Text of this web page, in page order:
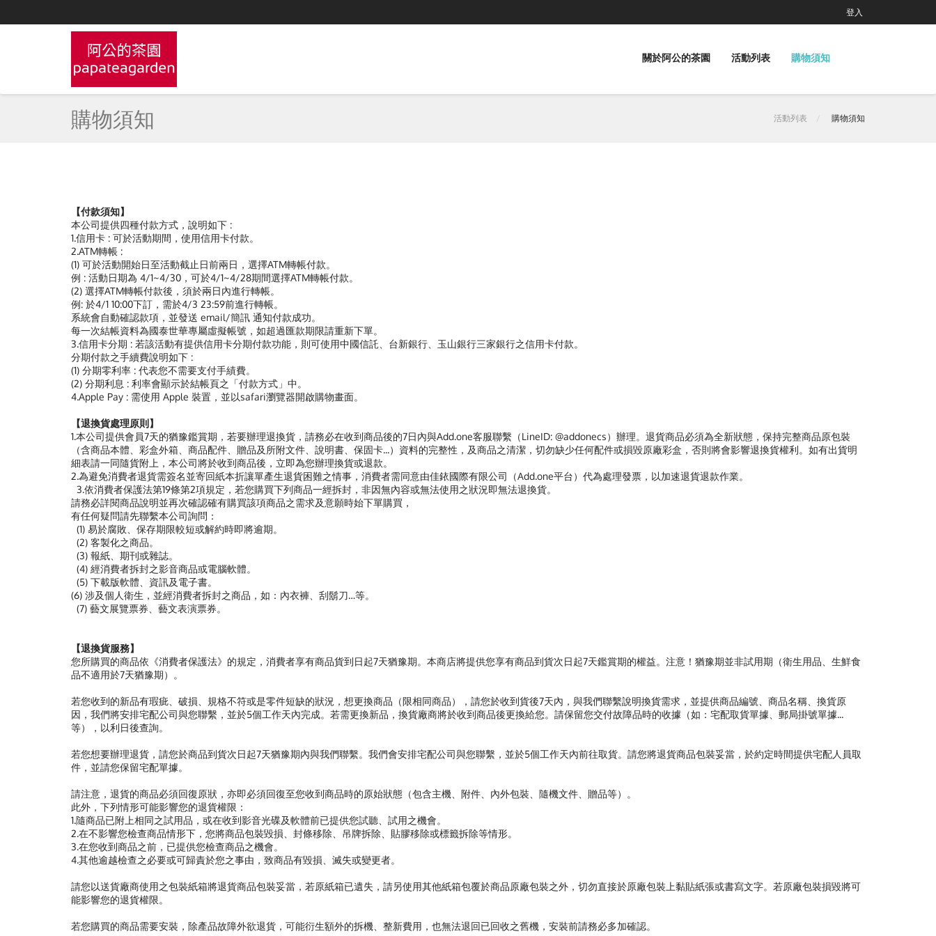
登入
關於阿公的茶園 活動列表 購物須知
購物須知 活動列表 購物須知
【付款須知】
本公司提供四種付款方式，說明如下 :
1.信用卡 : 可於活動期間，使用信用卡付款。
2.ATM轉帳 :
(1) 可於活動開始日至活動截止日前兩日，選擇ATM轉帳付款。
例 : 活動日期為 4/1~4/30，可於4/1~4/28期間選擇ATM轉帳付款。
(2) 選擇ATM轉帳付款後，須於兩日內進行轉帳。
例: 於4/1 10:00下訂，需於4/3 23:59前進行轉帳。
系統會自動確認款項，並發送 email/簡訊 通知付款成功。
每一次結帳資料為國泰世華專屬虛擬帳號，如超過匯款期限請重新下單。
3.信用卡分期 : 若該活動有提供信用卡分期付款功能，則可使用中國信託、台新銀行、玉山銀行三家銀行之信用卡付款。
分期付款之手續費說明如下 :
(1) 分期零利率 : 代表您不需要支付手績費。
(2) 分期利息 : 利率會顯示於結帳頁之「付款方式」中。
4.Apple Pay : 需使用 Apple 裝置，並以safari瀏覽器開啟購物畫面。
【退換貨處理原則】
1.本公司提供會員7天的猶豫鑑賞期，若要辦理退換貨，請務必在收到商品後的7日內與Add.one客服聯繫（LineID: @addonecs）辦理。退貨商品必須為全新狀態，保持完整商品原包裝
（含商品本體、彩盒外箱、商品配件、贈品及所附文件、說明書、保固卡...）資料的完整性，及商品之清潔，切勿缺少任何配件或損毀原廠彩盒，否則將會影響退換貨權利。如有出貨明
細表請一同隨貨附上，本公司將於收到商品後，立即為您辦理換貨或退款。
2.為避免消費者退貨需簽名並寄回紙本折讓單產生退貨困難之情事，消費者需同意由佳銥國際有限公司（Add.one平台）代為處理發票，以加速退貨退款作業。
3.依消費者保護法第19條第2項規定，若您購買下列商品一經拆封，非因無內容或無法使用之狀況即無法退換貨。
請務必詳閱商品說明並再次確認確有購買該項商品之需求及意願時始下單購買，
有任何疑問請先聯繫本公司詢問：
(1) 易於腐敗、保存期限較短或解約時即將逾期。
(2) 客製化之商品。
(3) 報紙、期刊或雜誌。
(4) 經消費者拆封之影音商品或電腦軟體。
(5) 下載版軟體、資訊及電子書。
(6) 涉及個人衛生，並經消費者拆封之商品，如：內衣褲、刮鬍刀…等。
(7) 藝文展覽票券、藝文表演票券。
【退換貨服務】
您所購買的商品依《消費者保護法》的規定，消費者享有商品貨到日起7天猶豫期。本商店將提供您享有商品到貨次日起7天鑑賞期的權益。注意！猶豫期並非試用期（衛生用品、生鮮食
品不適用於7天猶豫期）。
若您收到的新品有瑕疵、破損、規格不符或是零件短缺的狀況，想更換商品（限相同商品），請您於收到貨後7天內，與我們聯繫說明換貨需求，並提供商品編號、商品名稱、換貨原
因，我們將安排宅配公司與您聯繫，並於5個工作天內完成。若需更換新品，換貨廠商將於收到商品後更換給您。請保留您交付故障品時的收據（如：宅配取貨單據、郵局掛號單據...
等），以利日後查詢。
若您想要辦理退貨，請您於商品到貨次日起7天猶豫期內與我們聯繫。我們會安排宅配公司與您聯繫，並於5個工作天內前往取貨。請您將退貨商品包裝妥當，於約定時間提供宅配人員取
件，並請您保留宅配單據。
請注意，退貨的商品必須回復原狀，亦即必須回復至您收到商品時的原始狀態（包含主機、附件、內外包裝、隨機文件、贈品等）。
此外，下列情形可能影響您的退貨權限：
1.隨商品已附上相同之試用品，或在收到影音光碟及軟體前已提供您試聽、試用之機會。
2.在不影響您檢查商品情形下，您將商品包裝毀損、封條移除、吊牌拆除、貼膠移除或標籤拆除等情形。
3.在您收到商品之前，已提供您檢查商品之機會。
4.其他逾越檢查之必要或可歸責於您之事由，致商品有毀損、滅失或變更者。
請您以送貨廠商使用之包裝紙箱將退貨商品包裝妥當，若原紙箱已遺失，請另使用其他紙箱包覆於商品原廠包裝之外，切勿直接於原廠包裝上黏貼紙張或書寫文字。若原廠包裝損毀將可
能影響您的退貨權限。
若您購買的商品需要安裝，除產品故障外欲退貨，可能衍生額外的拆機、整新費用，也無法退回已回收之舊機，安裝前請務必多加確認。